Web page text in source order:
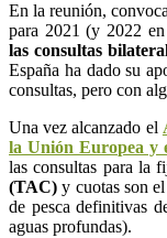
En la reunión,
para 2021 (y 2022
las consultas
España ha dado su
consultas, pero con
Una vez alcanzado el
la Unión Europea y
las consultas para la
(TAC) y cuotas son
de pesca definitivas
aguas profundas).